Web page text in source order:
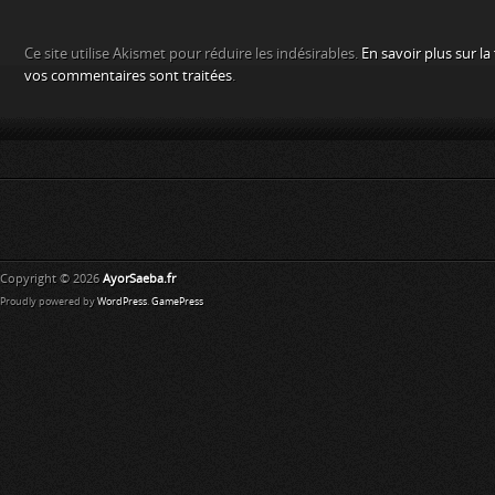
Ce site utilise Akismet pour réduire les indésirables. En savoir plus sur
vos commentaires sont traitées.
Copyright © 2026 AyorSaeba.fr
Proudly powered by WordPress. GamePress